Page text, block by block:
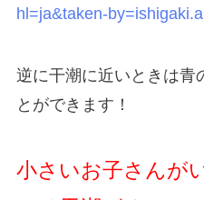
hl=ja&taken-
逆に干潮に近いときは青
とができます！
小さいお子さんが